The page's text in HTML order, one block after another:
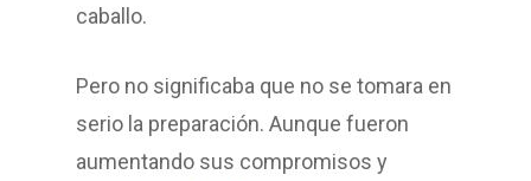
caballo.
Pero no significaba que no se tomara en
serio la preparación. Aunque fueron
aumentando sus compromisos y